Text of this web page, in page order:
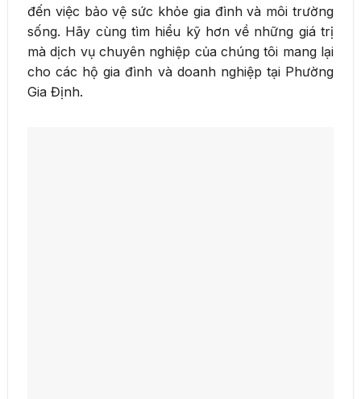
đến việc bảo vệ sức khỏe gia đình và môi trường
sống. Hãy cùng tìm hiểu kỹ hơn về những giá trị
mà dịch vụ chuyên nghiệp của chúng tôi mang lại
cho các hộ gia đình và doanh nghiệp tại Phường
Gia Định.